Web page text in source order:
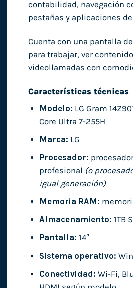
contabilidad, navegación
pestañas y aplicaciones
Cuenta con una pantalla de
para trabajar, ver
videollamadas con
Características técnicas
Modelo: LG Gram
Core Ultra 7-255H
Marca: LG
Procesador:
profesional (o
igual generación)
Memoria RAM:
Almacenamiento: 1TB
Pantalla: 14″
Sistema operativo:
Conectividad: Wi-Fi,